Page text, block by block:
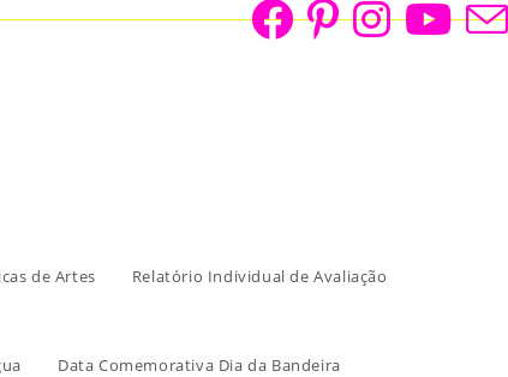
de Artes Relatório Individual de Avaliação
Data Comemorativa Dia da Bandeira